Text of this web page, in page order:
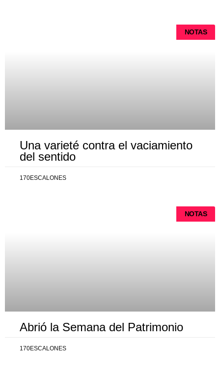
NOTAS
Una varieté contra el vaciamiento
del sentido
170ESCALONES
NOTAS
Abrió la Semana del Patrimonio
170ESCALONES